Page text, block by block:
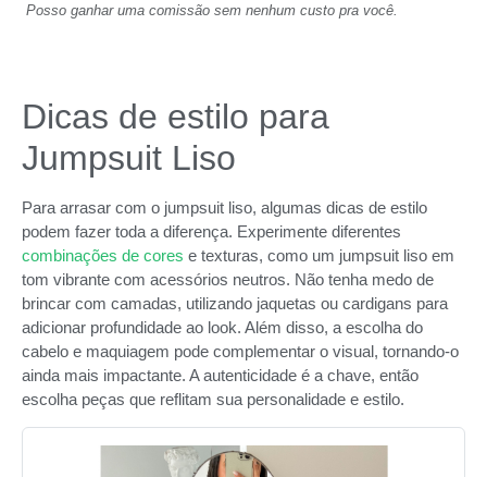
Posso ganhar uma comissão sem nenhum custo pra você.
Dicas de estilo para
Jumpsuit Liso
Para arrasar com o jumpsuit liso, algumas dicas de estilo
podem fazer toda a diferença. Experimente diferentes
combinações de cores e texturas, como um jumpsuit liso em
tom vibrante com acessórios neutros. Não tenha medo de
brincar com camadas, utilizando jaquetas ou cardigans para
adicionar profundidade ao look. Além disso, a escolha do
cabelo e maquiagem pode complementar o visual, tornando-o
ainda mais impactante. A autenticidade é a chave, então
escolha peças que reflitam sua personalidade e estilo.